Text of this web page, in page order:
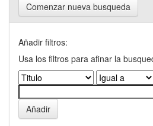
Comenzar nueva busqueda
Añadir filtros:
Usa los filtros para afinar la